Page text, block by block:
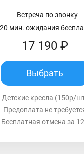
Встреча по звонку
20 мин. ожидания
17 190 ₽
Выбрать
Детские кресла (150р/
Предоплата не
Бесплатная отмена за